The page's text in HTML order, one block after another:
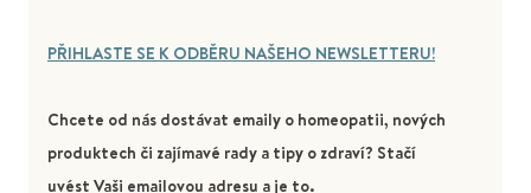
PŘIHLASTE SE K ODBĚRU NAŠEHO NEWSLETTERU!
Chcete od nás dostávat emaily o homeopatii, nových
produktech či zajímavé rady a tipy o zdraví? Stačí
uvést Vaši emailovou adresu a je to.